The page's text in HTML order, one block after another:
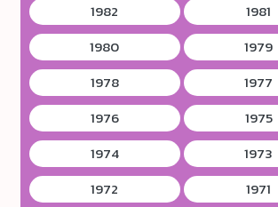
1982
1981
1980
1979
1978
1977
1976
1975
1974
1973
1972
1971